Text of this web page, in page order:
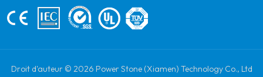
Droit d'auteur © 2026 Power Stone (Xiamen) Technology Co., Ltd